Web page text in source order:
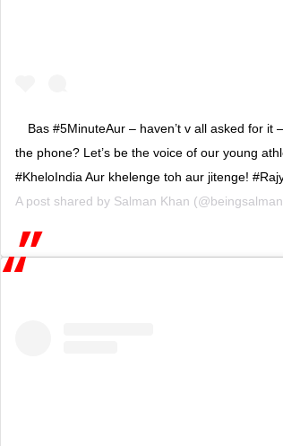
Bas #5MinuteAur – haven’t v all asked for it
the phone? Let’s be the voice of our young
#KheloIndia Aur khelenge toh aur jitenge!
A post shared by Salman Khan